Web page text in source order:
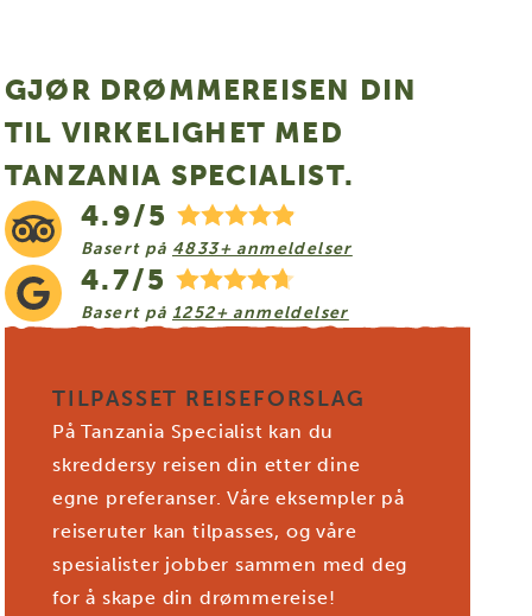
GJØR DRØMMEREISEN DIN
TIL VIRKELIGHET MED
TANZANIA SPECIALIST.
4.9/5
Basert på 4833+ anmeldelser
4.7/5
Basert på1252+ anmeldelser
TILPASSET REISEFORSLAG
På Tanzania Specialist kan du
skreddersy reisen din etter dine
egne preferanser. Våre eksempler på
reiseruter kan tilpasses, og våre
spesialister jobber sammen med deg
for å skape din drømmereise!